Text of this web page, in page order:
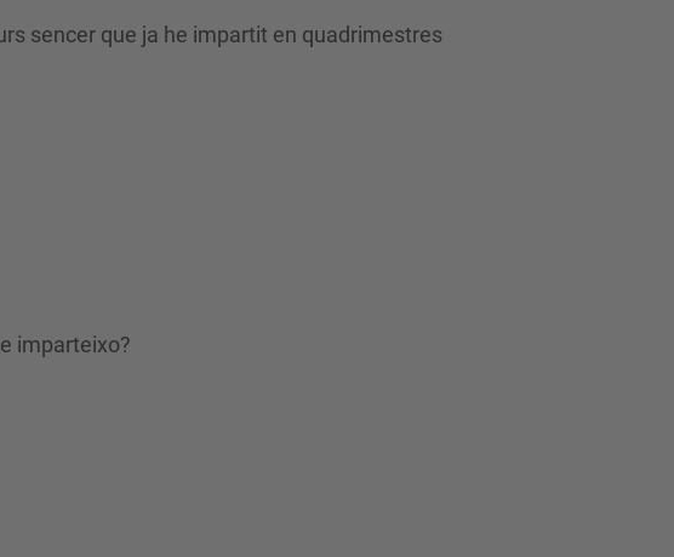
sencer que ja he impartit en quadrimestres
imparteixo?